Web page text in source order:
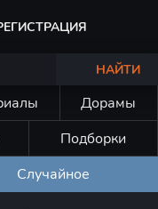
НАЙТИ
Дорамы
Подборки
Случайное